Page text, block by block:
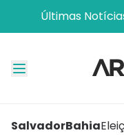
Últimas
SalvadorBahia